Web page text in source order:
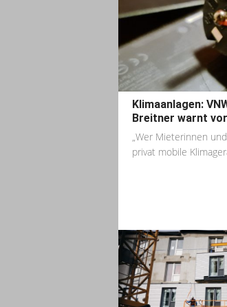
Klimaanlagen:
Breitner warnt
„Wer Mieterinnen
privat mobile